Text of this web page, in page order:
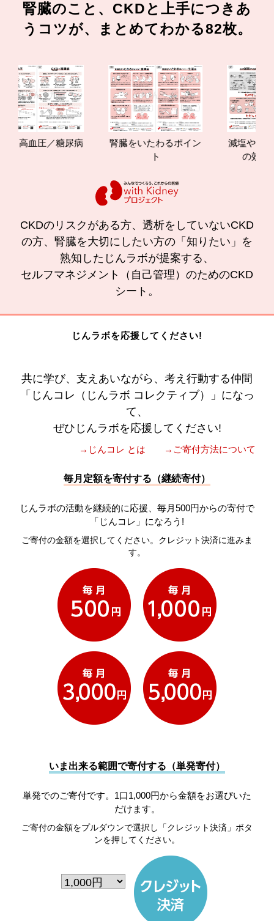
腎臓のこと、CKDと上手につきあ
うコツが、まとめてわかる82枚。
圧／糖尿病
腎臓をいたわるポイン
減塩やたんぱく
の効果と重要
CKDのリスクがある方、透析をしていないCKD
の方、腎臓を大切にしたい方の「知りたい」を
熟知したじんラボが提案する、
セルフマネジメント（自己管理）のためのCKD
シート。
じんラボを応援してください!
共に学び、支えあいながら、考え行動する仲間
「じんコレ（じんラボ コレクティブ）」になっ
て、
ぜひじんラボを応援してください!
→じんコレ とは →ご寄付方法について
毎月定額を寄付する（継続寄付）
じんラボの活動を継続的に応援、毎月500円からの寄付で
「じんコレ」になろう!
ご寄付の金額を選択してください。クレジット決済に進みま
す。
いま出来る範囲で寄付する（単発寄付）
単発でのご寄付です。1口1,000円から金額をお選びいた
だけます。
ご寄付の金額をプルダウンで選択し「クレジット決済」ボタ
ンを押してください。